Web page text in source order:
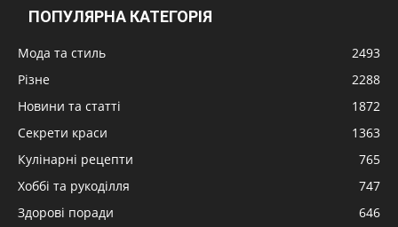
ПОПУЛЯРНА КАТЕГОРІЯ
Мода та стиль
2493
Різне
2288
Новини та статті
1872
Секрети краси
1363
Кулінарні рецепти
765
Хоббі та рукоділля
747
Здорові поради
646